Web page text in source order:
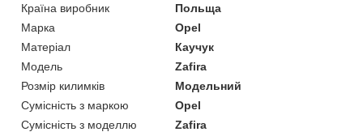
Країна виробник
Польща
Марка
Opel
Матеріал
Каучук
Модель
Zafira
Розмір килимків
Модельний
Сумісність з маркою
Opel
Сумісність з моделлю
Zafira